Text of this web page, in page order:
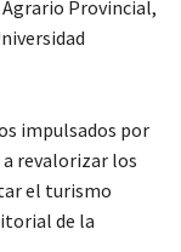
Provincial,
impulsados por
revalorizar los
el turismo
de la